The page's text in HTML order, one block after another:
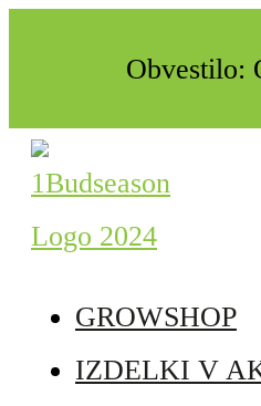
Obvestilo:
GROWSHOP
IZDELKI V